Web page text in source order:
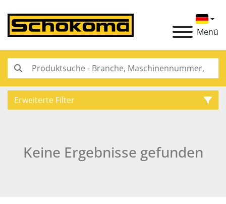
Menü
Erweiterte Filter
Keine Ergebnisse gefunden